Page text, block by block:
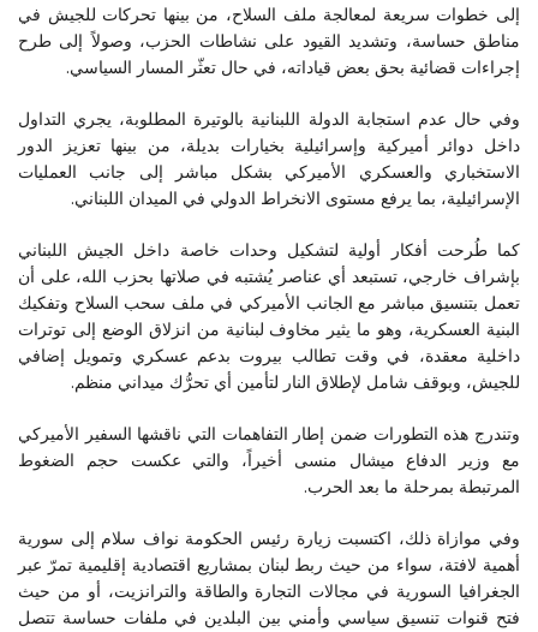
إلى خطوات سريعة لمعالجة ملف السلاح، من بينها تحركات للجيش في
مناطق حساسة، وتشديد القيود على نشاطات الحزب، وصولاً إلى طرح
إجراءات قضائية بحق بعض قياداته، في حال تعثّر المسار السياسي.
وفي حال عدم استجابة الدولة اللبنانية بالوتيرة المطلوبة، يجري التداول
داخل دوائر أميركية وإسرائيلية بخيارات بديلة، من بينها تعزيز الدور
الاستخباري والعسكري الأميركي بشكل مباشر إلى جانب العمليات
الإسرائيلية، بما يرفع مستوى الانخراط الدولي في الميدان اللبناني.
كما طُرحت أفكار أولية لتشكيل وحدات خاصة داخل الجيش اللبناني
بإشراف خارجي، تستبعد أي عناصر يُشتبه في صلاتها بحزب الله، على أن
تعمل بتنسيق مباشر مع الجانب الأميركي في ملف سحب السلاح وتفكيك
البنية العسكرية، وهو ما يثير مخاوف لبنانية من انزلاق الوضع إلى توترات
داخلية معقدة، في وقت تطالب بيروت بدعم عسكري وتمويل إضافي
للجيش، وبوقف شامل لإطلاق النار لتأمين أي تحرُّك ميداني منظم.
وتندرج هذه التطورات ضمن إطار التفاهمات التي ناقشها السفير الأميركي
مع وزير الدفاع ميشال منسى أخيراً، والتي عكست حجم الضغوط
المرتبطة بمرحلة ما بعد الحرب.
وفي موازاة ذلك، اكتسبت زيارة رئيس الحكومة نواف سلام إلى سورية
أهمية لافتة، سواء من حيث ربط لبنان بمشاريع اقتصادية إقليمية تمرّ عبر
الجغرافيا السورية في مجالات التجارة والطاقة والترانزيت، أو من حيث
فتح قنوات تنسيق سياسي وأمني بين البلدين في ملفات حساسة تتصل